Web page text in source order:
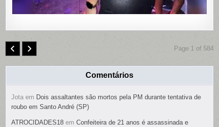
Page 1 of 584
Comentários
Jota em Dois assaltantes são mortos pela PM durante tentativa de
roubo em Santo André (SP)
ATROCIDADES18 emConfeiteira de 21 anos é assassinada e